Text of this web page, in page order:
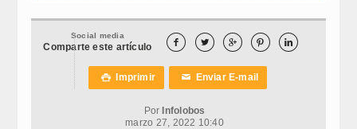
Social media
Comparte este artículo     
 Imprimir ✉ Enviar E-mail
Por Infolobos
marzo 27, 2022 10:40